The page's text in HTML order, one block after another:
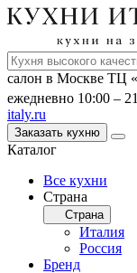
салон в Москве ТЦ
ежедневно 10:00 –
italy.ru
Заказать кухню
Каталог
Все кухни
Страна
Страна
Италия
Россия
Бренд